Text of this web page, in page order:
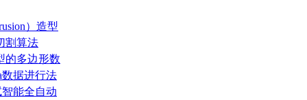
）造型
割算法
的多边形数
据进行法
能全自动